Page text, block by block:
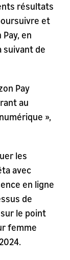
résultats
et
en
suivant de
Pay
au
»,
les
avec
en ligne
de
le point
femme